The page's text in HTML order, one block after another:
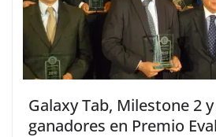
Galaxy Tab, Milestone 2
ganadores en Premio